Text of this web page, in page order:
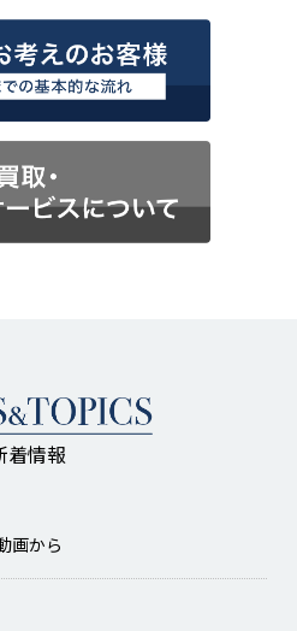
着情報
画から